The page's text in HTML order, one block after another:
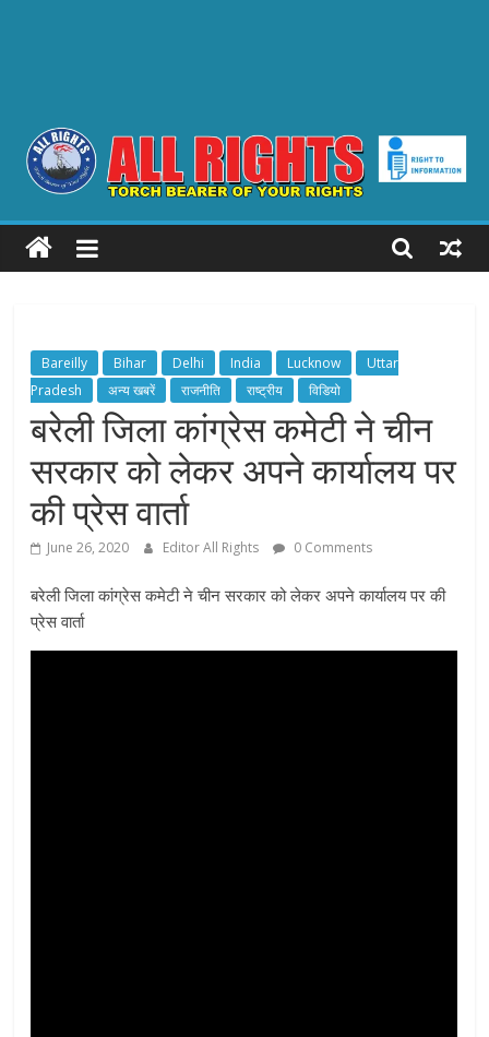
ALL
RIGHTS
Bearer
of
your
Rights
Bareilly Bihar Delhi India Lucknow
Uttar
Pradesh
अन्य खबरें राजनीति राष्ट्रीय विडियो
बरेली जिला कांग्रेस कमेटी ने चीन
सरकार को लेकर अपने कार्यालय पर
की प्रेस वार्ता
June 26, 2020 Editor All Rights 0 Comments
बरेली जिला कांग्रेस कमेटी ने चीन सरकार को लेकर अपने कार्यालय पर की
प्रेस वार्ता